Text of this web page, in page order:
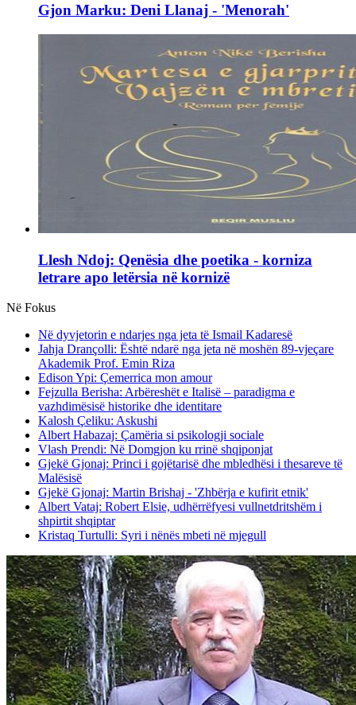
Gjon Marku: Deni Llanaj - 'Menorah'
Llesh Ndoj: Qenësia dhe poetika - korniza
letrare apo letërsia në kornizë
Në Fokus
Në dyvjetorin e ndarjes nga jeta të Ismail Kadaresë
Jahja Drançolli: Është ndarë nga jeta në moshën 89-vjeçare
Akademik Prof. Emin Riza
Edison Ypi: Çemerrica mon amour
Fejzulla Berisha: Arbëreshët e Italisë – paradigma e
vazhdimësisë historike dhe identitare
Kalosh Çeliku: Askushi
Albert Habazaj: Çamëria si psikologji sociale
Vlash Prendi: Në Domgjon ku rrinë shqiponjat
Gjekë Gjonaj: Princi i gojëtarisë dhe mbledhësi i thesareve të
Malësisë
Gjekë Gjonaj: Martin Brishaj - 'Zhbërja e kufirit etnik'
Albert Vataj: Robert Elsie, udhërrëfyesi vullnetdritshëm i
shpirtit shqiptar
Kristaq Turtulli: Syri i nënës mbeti në mjegull